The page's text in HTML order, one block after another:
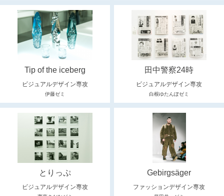
Tip of the iceberg
ビジュアルデザイン専攻
伊藤ゼミ
田中警察24時
ビジュアルデザイン専攻
白根ゆたんぽゼミ
とりっぷ
ビジュアルデザイン専攻
Gebirgsäger
ファッションデザイン専攻